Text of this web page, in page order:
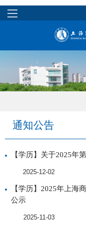
通知公告
【学历】关于2025年
2025-12-02
【学历】2025年上海
公示
2025-11-03